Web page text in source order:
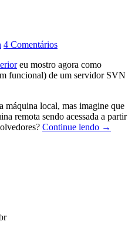
4 Comentários
eu mostro agora como
funcional) de um servidor SVN
local, mas imagine que
remota sendo acessada a partir
Continue lendo Um
→